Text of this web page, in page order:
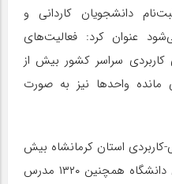
دانشجویان کاردانی و
عنوان کرد: فعالیت‌های
کاربردی سراسر کشور بیش از
مانده واحدها نیز به صورت
کاربردی استان کرمانشاه بیش
از ۸۰۰۰ دانشجو دارد گفت: در این دانشگاه همچنین ۱۳۲۰ مدرس